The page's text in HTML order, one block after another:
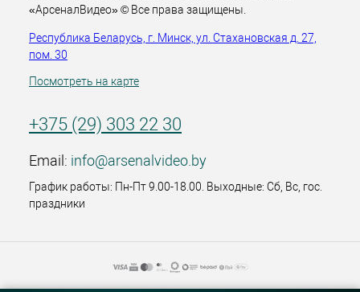
«АрсеналВидео» © Все права защищены.
Республика Беларусь, г. Минск, ул. Стахановская д. 27,
пом. 30
Посмотреть на карте
+375 (29) 303 22 30
Email: info@arsenalvideo.by
График работы: Пн-Пт 9.00-18.00. Выходные: Сб, Вс, гос.
праздники